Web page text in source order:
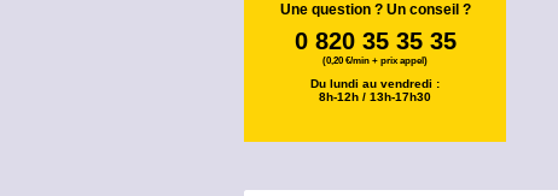
Une question ? Un conseil ?
0 820 35 35 35
(0,20 €/min + prix appel)
Du lundi au vendredi :
8h-12h / 13h-17h30